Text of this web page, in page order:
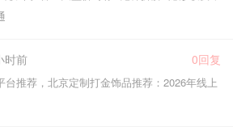
时前 0回复
台推荐，北京定制打金饰品推荐：2026年线上